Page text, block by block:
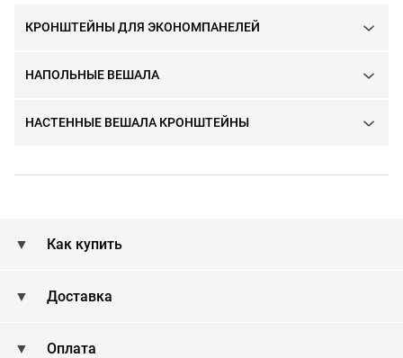
КРОНШТЕЙНЫ ДЛЯ ЭКОНОМПАНЕЛЕЙ
НАПОЛЬНЫЕ ВЕШАЛА
НАСТЕННЫЕ ВЕШАЛА КРОНШТЕЙНЫ
Как купить
Доставка
Оплата